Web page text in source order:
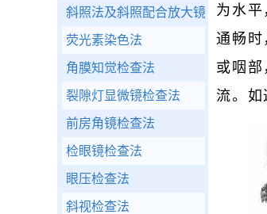
为水
通畅时
或咽部
流。
斜照法及斜照配合放大镜检查法
荧光素染色法
角膜知觉检查法
裂隙灯显微镜检查法
前房角镜检查法
检眼镜检查法
眼压检查法
斜视检查法